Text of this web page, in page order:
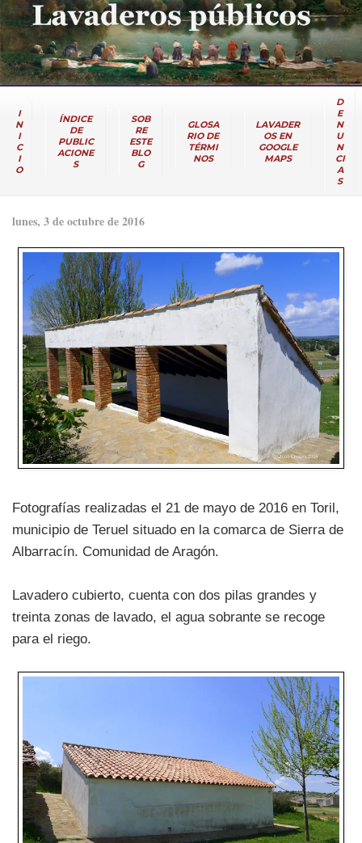
I
N
I
C
I
O
ÍNDICE
DE
PUBLIC
ACIONE
S
SOB
RE
ESTE
BLO
G
GLOSA
RIO DE
TÉRMI
NOS
LAVADER
OS EN
GOOGLE
MAPS
D
E
N
U
N
CI
A
S
lunes, 3 de octubre de 2016
Fotografías realizadas el 21 de mayo de 2016 en Toril,
municipio de Teruel situado en la comarca de Sierra de
Albarracín. Comunidad de Aragón.
Lavadero cubierto, cuenta con dos pilas grandes y
treinta zonas de lavado, el agua sobrante se recoge
para el riego.